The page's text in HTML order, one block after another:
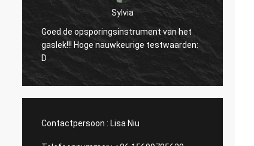
Dora
Hello, gebruikte ik reeds het materiaal in
een installatie van de
aluminiumuitsmelting in Mexico en ik werd
verrast door de functie van de
laserapparaat van uw bedrijf.
Contactpersoon : Lisa Niu